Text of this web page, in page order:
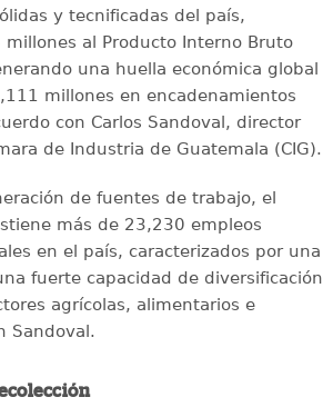
y tecnificadas del país,
al Producto Interno Bruto
una huella económica global
millones en encadenamientos
con Carlos Sandoval, director
de Industria de Guatemala (CIG).
de fuentes de trabajo, el
más de 23,230 empleos
en el país, caracterizados por una
fuerte capacidad de diversificación
agrícolas, alimentarios e
Sandoval.